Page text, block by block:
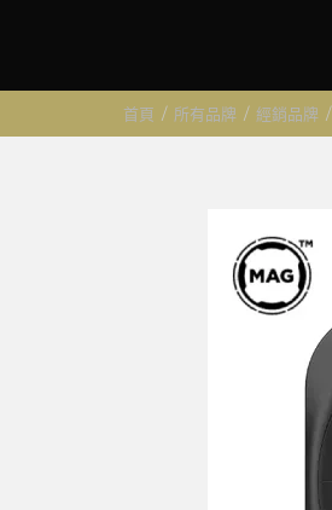
首頁 / 所有品牌 / 經銷品牌 /